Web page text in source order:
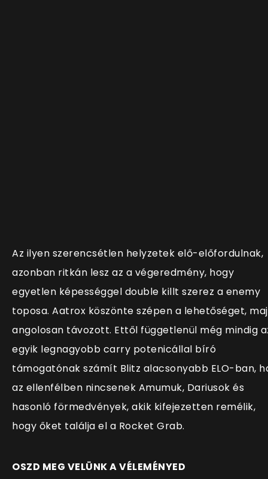
Az ilyen szerencsétlen helyzetek elő-előfordulnak,
azonban ritkán lesz az a végeredmény, hogy
egyetlen képességgel double killt szerez a enemy
toposa. Aatrox köszönte szépen a lehetőséget,
angolosan távozott. Ettől függetlenül még mindig
egyik legnagyobb carry potenicállal bíró
támogatónak számít Blitz alacsonyabb ELO-ban,
az ellenfélben nincsenek Amumuk, Dariusok és
hasonló förmedvények, akik kifejezetten remélik,
hogy őket találja el a Rocket Grab.
OSZD MEG VELÜNK A VÉLEMÉNYED